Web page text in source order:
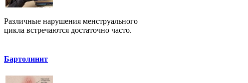
Различные нарушения менструального
цикла встречаются достаточно часто.
Бартолинит